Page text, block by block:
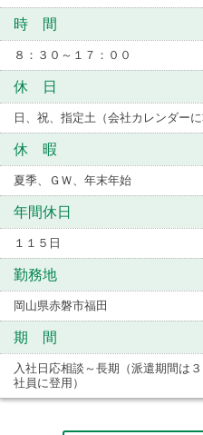
時 間
８：３０～１７：００
休 日
日、祝、指定土（会社カレンダーに
休 暇
夏季、ＧＷ、年末年始
年間休日
１１５日
勤務地
岡山県赤磐市福田
期 間
入社日応相談～長期（派遣期間は
社員に登用）